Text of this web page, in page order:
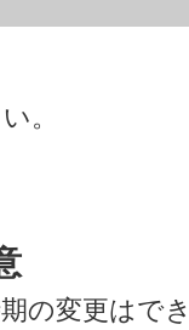
。
の変更はで